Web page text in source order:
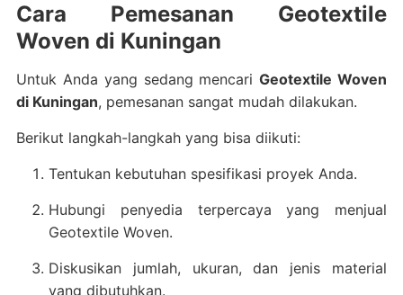
Cara Pemesanan Geotextile
Woven di Kuningan
Untuk Anda yang sedang mencariGeotextile Woven
di Kuningan, pemesanan sangat mudah dilakukan.
Berikut langkah-langkah yang bisa diikuti:
Tentukan kebutuhan spesifikasi proyek Anda.
Hubungi penyedia terpercaya yang menjual
Geotextile Woven.
Diskusikan jumlah, ukuran, dan jenis material
yang dibutuhkan.